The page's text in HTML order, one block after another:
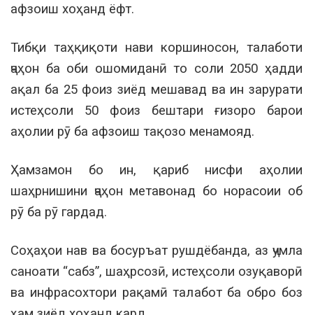
афзоиш хоҳанд ёфт.
Тибқи таҳқиқоти нави коршиносон, талаботи
ҷаҳон ба оби ошомиданӣ то соли 2050 ҳадди
ақал ба 25 фоиз зиёд мешавад ва ин зарурати
истеҳсоли 50 фоиз бештари ғизоро барои
аҳолии рӯ ба афзоиш тақозо менамояд.
Ҳамзамон бо ин, қариб нисфи аҳолии
шаҳрнишини ҷаҳон метавонад бо норасоии об
рӯ ба рӯ гардад.
Соҳаҳои нав ва босуръат рушдёбанда, аз ҷумла
саноати “сабз”, шаҳрсозӣ, истеҳсоли озуқаворӣ
ва инфрасохтори рақамӣ талабот ба обро боз